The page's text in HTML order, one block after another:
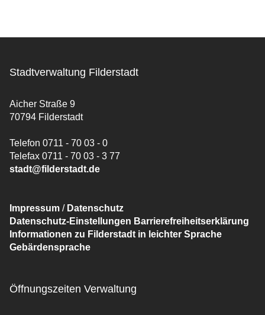
Stadtverwaltung Filderstadt
Aicher Straße 9
70794 Filderstadt
Telefon 0711 - 70 03 - 0
Telefax 0711 - 70 03 - 3 77
stadt@filderstadt.de
Impressum / Datenschutz
Datenschutz-Einstellungen Barrierefreiheitserklärung
Informationen zu Filderstadt in leichter Sprache
Gebärdensprache
Öffnungszeiten Verwaltung